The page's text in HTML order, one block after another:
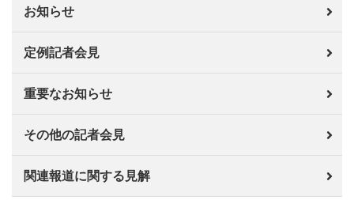
お知らせ
定例記者会見
重要なお知らせ
その他の記者会見
関連報道に関する見解